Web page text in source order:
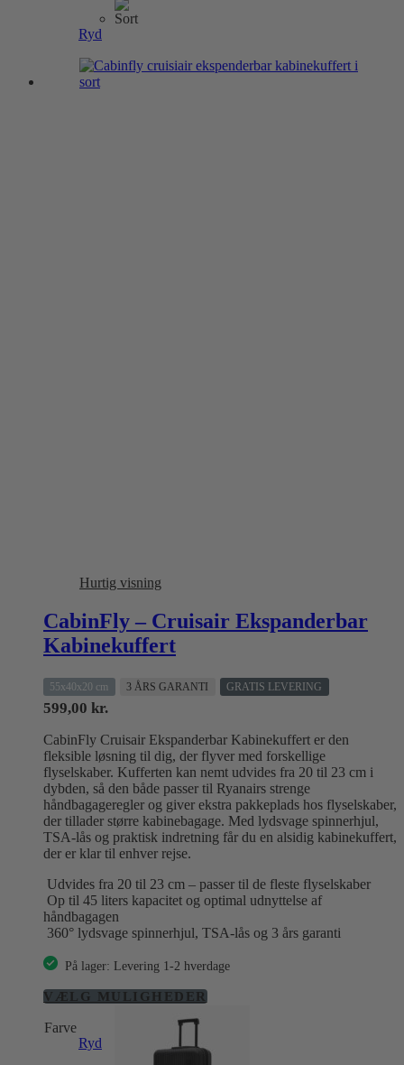
Ryd
Hurtig visning
CabinFly – Cruisair Ekspanderbar
Kabinekuffert
55x40x20 cm 3 ÅRS GARANTI GRATIS LEVERING
599,00 kr.
CabinFly Cruisair Ekspanderbar Kabinekuffert er den
fleksible løsning til dig, der flyver med forskellige
flyselskaber. Kufferten kan nemt udvides fra 20 til 23 cm i
dybden, så den både passer til Ryanairs strenge
håndbagageregler og giver ekstra pakkeplads hos flyselskaber,
der tillader større kabinebagage. Med lydsvage spinnerhjul,
TSA-lås og praktisk indretning får du en alsidig kabinekuffert,
der er klar til enhver rejse.
Udvides fra 20 til 23 cm – passer til de fleste flyselskaber
Op til 45 liters kapacitet og optimal udnyttelse af
håndbagagen
360° lydsvage spinnerhjul, TSA-lås og 3 års garanti
På lager: Levering 1-2 hverdage
VÆLG MULIGHEDERDette
Farve
Ryd